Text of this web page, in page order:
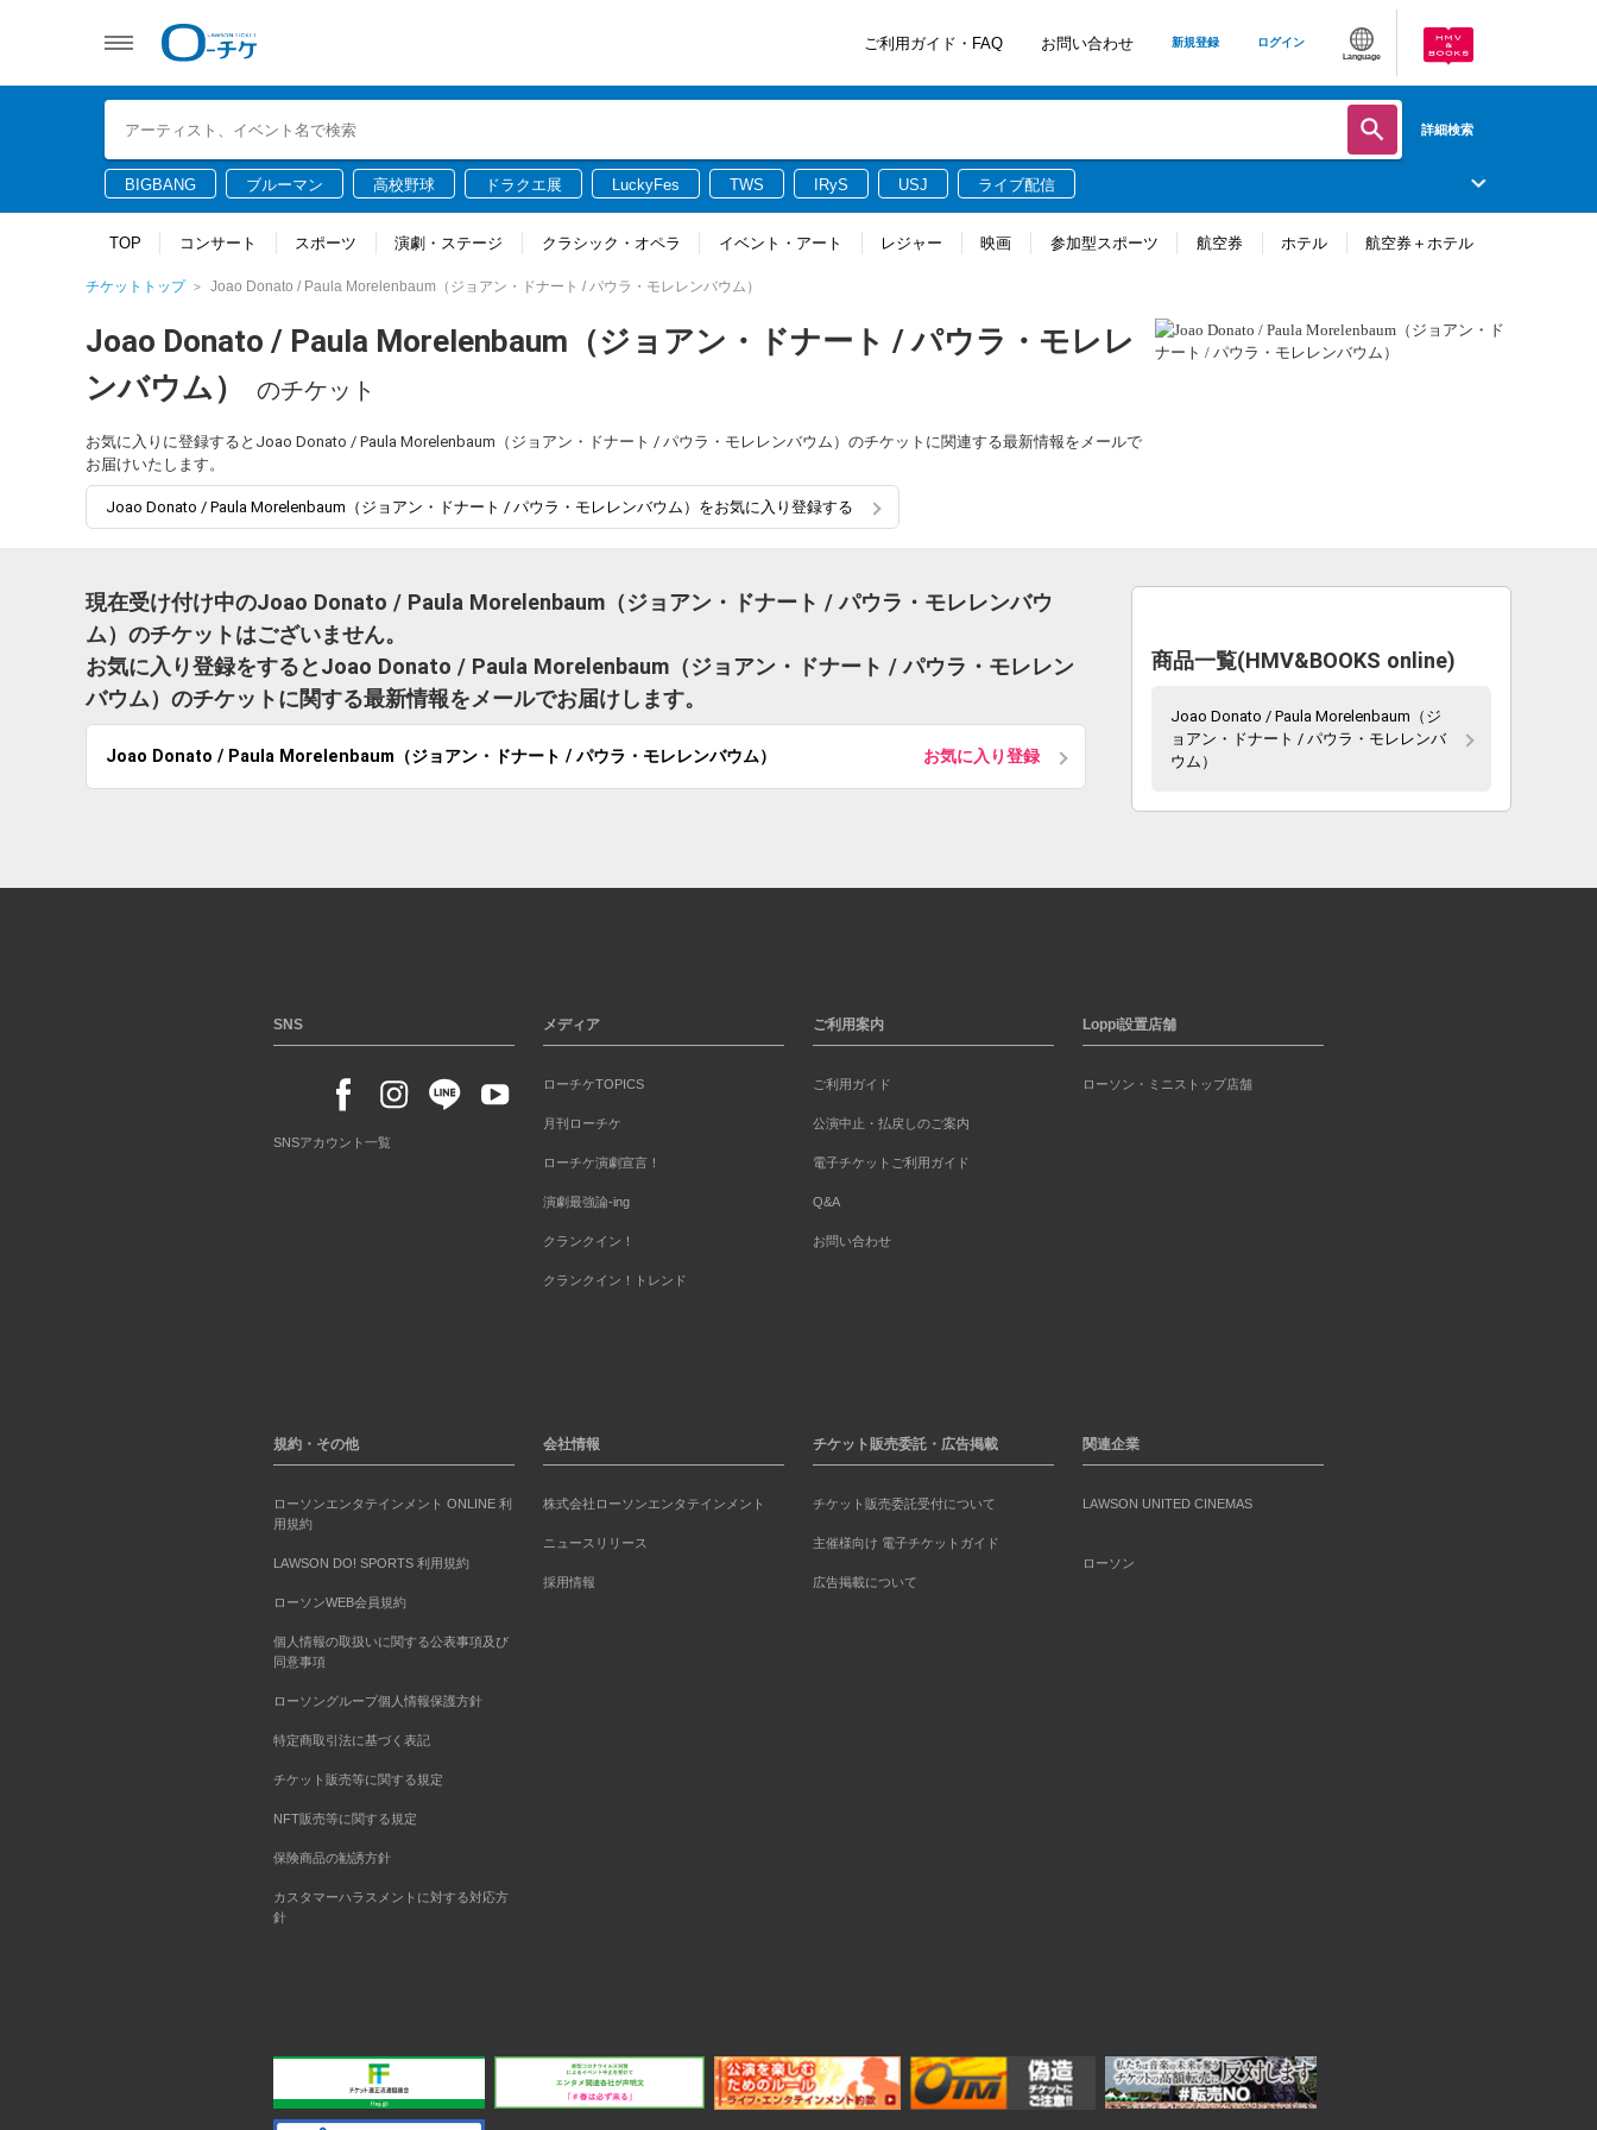
ご利用ガイド・FAQ お問い合わせ 新規登録 ログイン
Language
詳細検索
BIGBANG ブルーマン 高校野球 ドラクエ展 LuckyFes TWS IRyS USJ ライブ配信
TOP コンサート スポーツ 演劇・ステージ クラシック・オペラ イベント・アート レジャー 映画 参加型スポーツ 航空券 ホテル 航空券＋ホテル
チケットトップ Joao Donato / Paula Morelenbaum（ジョアン・ドナート / パウラ・モレレンバウム）
Joao Donato / Paula Morelenbaum（ジョアン・ドナート / パウラ・モレレ
ンバウム）
のチケット
お気に入りに登録するとJoao Donato / Paula Morelenbaum（ジョアン・ドナート / パウラ・モレレンバウム）のチケットに関連する最新情報をメールで
お届けいたします。
Joao Donato / Paula Morelenbaum（ジョアン・ドナート / パウラ・モレレンバウム）をお気に入り登録する
現在受け付け中のJoao Donato / Paula Morelenbaum（ジョアン・ドナート / パウラ・モレレンバウ
ム）のチケットはございません。
お気に入り登録をするとJoao Donato / Paula Morelenbaum（ジョアン・ドナート / パウラ・モレレン
バウム）のチケットに関する最新情報をメールでお届けします。
Joao Donato / Paula Morelenbaum（ジョアン・ドナート / パウラ・モレレンバウム） お気に入り登録
商品一覧(HMV&BOOKS online)
Joao Donato / Paula Morelenbaum（ジ
ョアン・ドナート / パウラ・モレレンバ
ウム）
SNS
SNSアカウント一覧
メディア
ローチケTOPICS
月刊ローチケ
ローチケ演劇宣言！
演劇最強論-ing
クランクイン！
クランクイン！トレンド
ご利用案内
ご利用ガイド
公演中止・払戻しのご案内
電子チケットご利用ガイド
Q&A
お問い合わせ
Loppi設置店舗
ローソン・ミニストップ店舗
規約・その他
ローソンエンタテインメント ONLINE 利
用規約
LAWSON DO! SPORTS 利用規約
ローソンWEB会員規約
個人情報の取扱いに関する公表事項及び
同意事項
ローソングループ個人情報保護方針
特定商取引法に基づく表記
チケット販売等に関する規定
NFT販売等に関する規定
保険商品の勧誘方針
カスタマーハラスメントに対する対応方
針
会社情報
株式会社ローソンエンタテインメント
ニュースリリース
採用情報
チケット販売委託・広告掲載
チケット販売委託受付について
主催様向け 電子チケットガイド
広告掲載について
関連企業
LAWSON UNITED CINEMAS
ローソン